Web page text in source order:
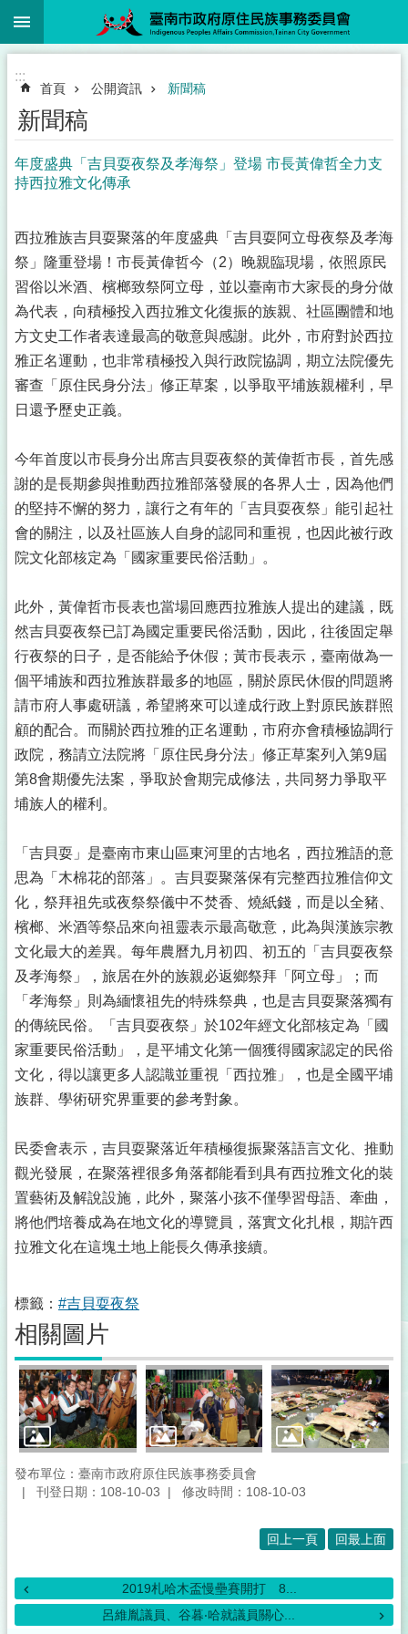
跳到主要內容區塊
:::
首頁 公開資訊 新聞稿
新聞稿
年度盛典「吉貝耍夜祭及孝海祭」登場 市長黃偉哲全力支
持西拉雅文化傳承
西拉雅族吉貝耍聚落的年度盛典「吉貝耍阿立母夜祭及孝海
祭」隆重登場！市長黃偉哲今（2）晚親臨現場，依照原民
習俗以米酒、檳榔致祭阿立母，並以臺南市大家長的身分做
為代表，向積極投入西拉雅文化復振的族親、社區團體和地
方文史工作者表達最高的敬意與感謝。此外，市府對於西拉
雅正名運動，也非常積極投入與行政院協調，期立法院優先
審查「原住民身分法」修正草案，以爭取平埔族親權利，早
日還予歷史正義。
今年首度以市長身分出席吉貝耍夜祭的黃偉哲市長，首先感
謝的是長期參與推動西拉雅部落發展的各界人士，因為他們
的堅持不懈的努力，讓行之有年的「吉貝耍夜祭」能引起社
會的關注，以及社區族人自身的認同和重視， 也因此被行政
院文化部核定為「國家重要民俗活動」。
此外，黃偉哲市長表也當場回應西拉雅族人提出的建議，既
然吉貝耍夜祭已訂為國定重要民俗活動，因此，往後固定舉
行夜祭的日子，是否能給予休假；黃市長表示，臺南做為一
個平埔族和西拉雅族群最多的地區，關於原民休假的問題將
請市府人事處研議，希望將來可以達成行政上對原民族群照
顧的配合。而關於西拉雅的正名運動，市府亦會積極協調行
政院，務請立法院將「原住民身分法」修正草案列入第9屆
第8會期優先法案，爭取於會期完成修法，共同努力爭取平
埔族人的權利。
「吉貝耍」是臺南市東山區東河里的古地名，西拉雅語的意
思為「木棉花的部落」。吉貝耍聚落保有完整西拉雅信仰文
化，祭拜祖先或夜祭祭儀中不焚香、燒紙錢，而是以全豬、
檳榔、米酒等祭品來向祖靈表示最高敬意，此為與漢族宗教
文化最大的差異。每年農曆九月初四、初五的「吉貝耍夜祭
及孝海祭」，旅居在外的族親必返鄉祭拜「阿立母」；而
「孝海祭」則為緬懷祖先的特殊祭典，也是吉貝耍聚落獨有
的傳統民俗。「吉貝耍夜祭」於102年經文化部核定為「國
家重要民俗活動」，是平埔文化第一個獲得國家認定的民俗
文化，得以讓更多人認識並重視「西拉雅」，也是全國平埔
族群、學術研究界重要的參考對象。
民委會表示，吉貝耍聚落近年積極復振聚落語言文化、推動
觀光發展，在聚落裡很多角落都能看到具有西拉雅文化的裝
置藝術及解說設施，此外，聚落小孩不僅學習母語、牽曲，
將他們培養成為在地文化的導覽員，落實文化扎根，期許西
拉雅文化在這塊土地上能長久傳承接續。
標籤： #吉貝耍夜祭
相關圖片
發布單位：臺南市政府原住民族事務委員會
刊登日期：108-10-03
修改時間：108-10-03
回上一頁 回最上面
2019札哈木盃慢壘賽開打 8...
呂維胤議員、谷暮‧哈就議員關心...